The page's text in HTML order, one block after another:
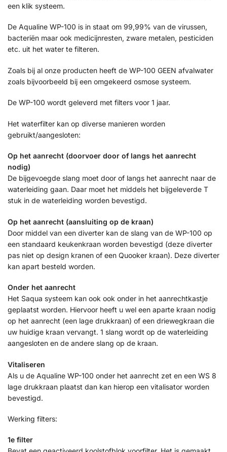
een klik systeem.
De Aqualine WP-100 is in staat om 99,99% van de virussen,
bacteriën maar ook medicijnresten, zware metalen, pesticiden
etc. uit het water te filteren.
Zoals bij al onze producten heeft de WP-100 GEEN afvalwater
zoals bijvoorbeeld bij een omgekeerd osmose systeem.
De WP-100 wordt geleverd met filters voor 1 jaar.
Het waterfilter kan op diverse manieren worden
gebruikt/aangesloten:
Op het aanrecht (doorvoer door of langs het aanrecht
nodig)
De bijgevoegde slang moet door of langs het aanrecht naar de
waterleiding gaan. Daar moet het middels het bijgeleverde T
stuk in de waterleiding worden bevestigd.
Op het aanrecht (aansluiting op de kraan)
Door middel van een diverter kan de slang van de WP-100 op
een standaard keukenkraan worden bevestigd (deze diverter
pas niet op design kranen of een Quooker kraan). Deze diverter
kan apart besteld worden.
Onder het aanrecht
Het Saqua systeem kan ook ook onder in het aanrechtkastje
geplaatst worden. Hiervoor heeft u wel een aparte kraan nodig
op het aanrecht (een lage drukkraan) of een driewegkraan die
uw huidige kraan vervangt. 1 slang wordt op de waterleiding
aangesloten en de andere slang op de kraan.
Vitaliseren
Als u de Aqualine WP-100 onder het aanrecht zet en een WS 8
lage drukkraan plaatst dan kan hierop een vitalisator worden
bevestigd.
Werking filters:
1e filter